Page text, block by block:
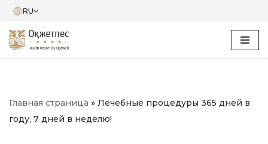
Перейти
к
RU
Главная страница » Лечебные процедуры 365 дней в
году, 7 дней в неделю!